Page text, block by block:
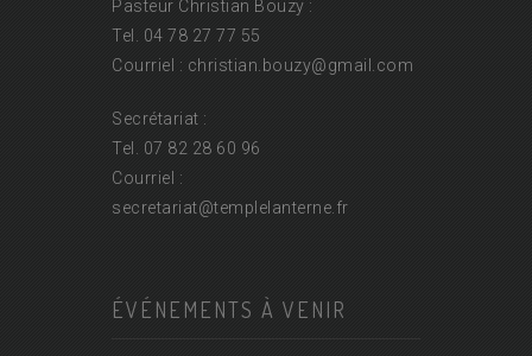
Pasteur Christian Bouzy :
Tel. 04 78 27 77 55
Courriel : christian.bouzy@gmail.com
Secrétariat :
Tel. 07 82 28 60 96
Courriel :
secretariat@templelanterne.fr
ÉVÉNEMENTS À VENIR